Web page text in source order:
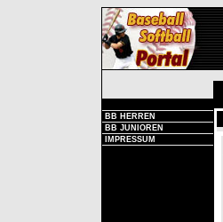
BB HERREN
BB JUNIOREN
IMPRESSUM